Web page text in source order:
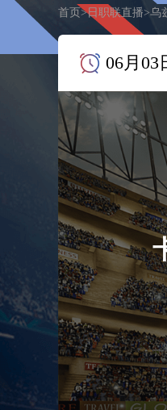
首页 >日职联直播>乌
06月03